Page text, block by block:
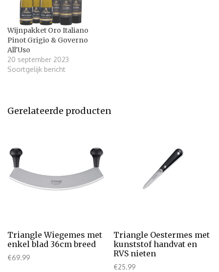
Wijnpakket Oro Italiano
Pinot Grigio & Governo
All'Uso
20 september 2023
Soortgelijk bericht
Gerelateerde producten
Triangle Wiegemes met
enkel blad 36cm breed
€69.99
Triangle Oestermes met
kunststof handvat en
RVS nieten
€25.99